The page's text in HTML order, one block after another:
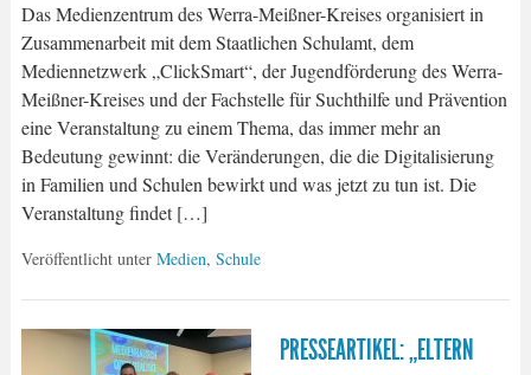
Das Medienzentrum des Werra-Meißner-Kreises organisiert in
Zusammenarbeit mit dem Staatlichen Schulamt, dem
Mediennetzwerk „ClickSmart“, der Jugendförderung des Werra-
Meißner-Kreises und der Fachstelle für Suchthilfe und Prävention
eine Veranstaltung zu einem Thema, das immer mehr an
Bedeutung gewinnt: die Veränderungen, die die Digitalisierung
in Familien und Schulen bewirkt und was jetzt zu tun ist. Die
Veranstaltung findet […]
Veröffentlicht unter Medien, Schule
PRESSEARTIKEL: „ELTERN